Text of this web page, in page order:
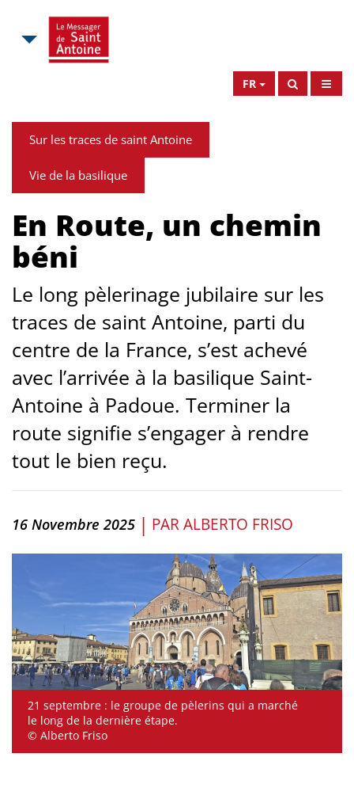
FR
Sur les traces de saint Antoine
Vie de la basilique
En Route, un chemin
béni
Le long pèlerinage jubilaire sur les
traces de saint Antoine, parti du
centre de la France, s’est achevé
avec l’arrivée à la basilique Saint-
Antoine à Padoue. Terminer la
route signifie s’engager à rendre
tout le bien reçu.
16 Novembre 2025 | PARALBERTO FRISO
21 septembre : le groupe de pèlerins qui a marché
le long de la dernière étape.
© Alberto Friso